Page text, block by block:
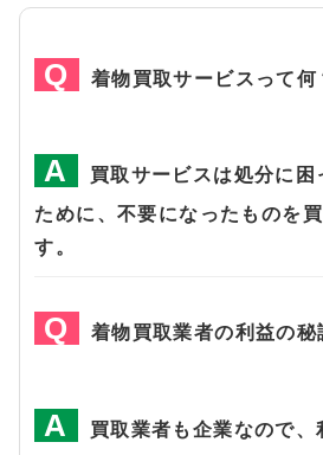
着物買取サービスって何
買取サービスは処分に困
ために、不要になったものを
す。
着物買取業者の利益の秘
買取業者も企業なので、